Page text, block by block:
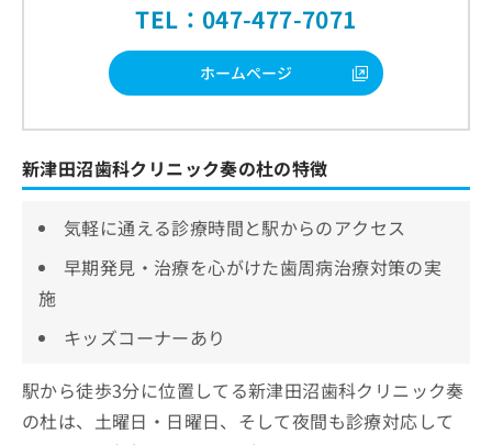
TEL：047-477-7071
ホームページ
新津田沼歯科クリニック奏の杜の特徴
気軽に通える診療時間と駅からのアクセス
早期発見・治療を心がけた歯周病治療対策の実
施
キッズコーナーあり
駅から徒歩3分に位置してる新津田沼歯科クリニック奏
の杜は、土曜日・日曜日、そして夜間も診療対応して